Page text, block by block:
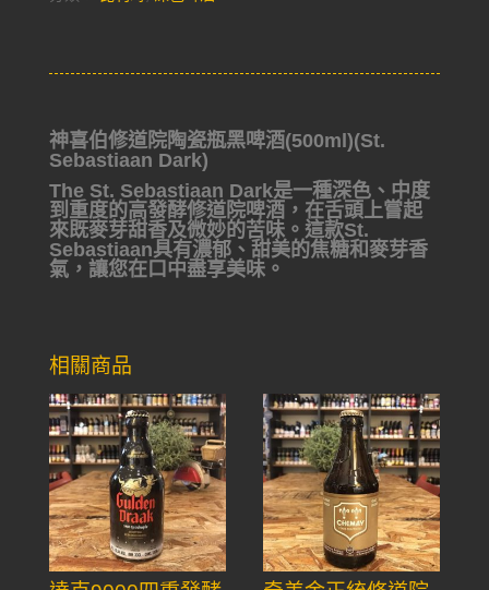
神喜伯修道院陶瓷瓶黑啤酒(500ml)(St.
Sebastiaan Dark)
The St. Sebastiaan Dark是一種深色、中度
到重度的高發酵修道院啤酒，在舌頭上嘗起
來既麥芽甜香及微妙的苦味。這款St.
Sebastiaan具有濃郁、甜美的焦糖和麥芽香
氣，讓您在口中盡享美味。
相關商品